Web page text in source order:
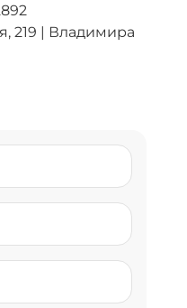
219 | Владимира